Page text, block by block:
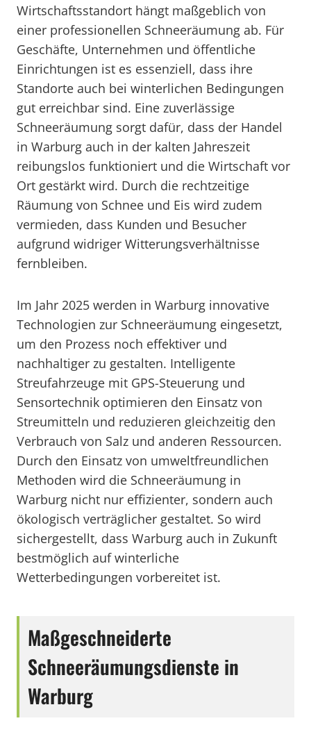
Wirtschaftsstandort hängt maßgeblich von
einer professionellen Schneeräumung ab. Für
Geschäfte, Unternehmen und öffentliche
Einrichtungen ist es essenziell, dass ihre
Standorte auch bei winterlichen Bedingungen
gut erreichbar sind. Eine zuverlässige
Schneeräumung sorgt dafür, dass der Handel
in Warburg auch in der kalten Jahreszeit
reibungslos funktioniert und die Wirtschaft vor
Ort gestärkt wird. Durch die rechtzeitige
Räumung von Schnee und Eis wird zudem
vermieden, dass Kunden und Besucher
aufgrund widriger Witterungsverhältnisse
fernbleiben.
Im Jahr 2025 werden in Warburg innovative
Technologien zur Schneeräumung eingesetzt,
um den Prozess noch effektiver und
nachhaltiger zu gestalten. Intelligente
Streufahrzeuge mit GPS-Steuerung und
Sensortechnik optimieren den Einsatz von
Streumitteln und reduzieren gleichzeitig den
Verbrauch von Salz und anderen Ressourcen.
Durch den Einsatz von umweltfreundlichen
Methoden wird die Schneeräumung in
Warburg nicht nur effizienter, sondern auch
ökologisch verträglicher gestaltet. So wird
sichergestellt, dass Warburg auch in Zukunft
bestmöglich auf winterliche
Wetterbedingungen vorbereitet ist.
Maßgeschneiderte
Schneeräumungsdienste in
Warburg